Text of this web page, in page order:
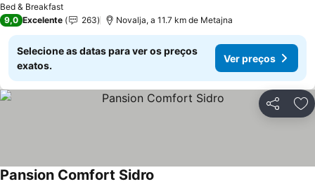
Bed & Breakfast
9,0 Excelente 263 Novalja, a 11.7 km de Metajna
Selecione as datas para ver os preços
exatos.
Ver preços
Partilhar
Pansion Comfort Sidro